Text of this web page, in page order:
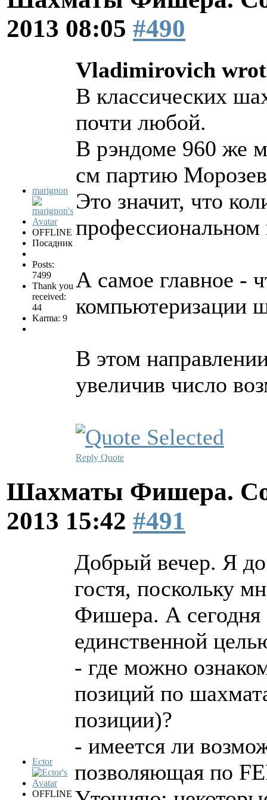
2013 08:05 #490
marignon
OFFLINE
Посадник
Posts:
7499
Thank you
received:
44
Karma: 9
Vladimirovich
В классических
почти любой.
В рэндоме 960 же
см партию
Это значит, что
профессиональном
А самое главное -
компьютеризации
В этом
увеличив число
Reply Quote
Шахматы Фишера.
2013 15:42 #491
Ector
OFFLINE
Добрый вечер. Я
гостя, поскольку
Фишера. А сегодня
единственной
- где можно
позиций по
позиции)?
- имеется ли
позволяющая по